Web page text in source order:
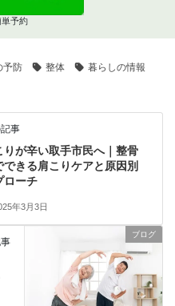
単予約
予防 整体 暮らしの情報
事
りが辛い取手市民へ｜整骨
できる肩こりケアと原因別
ローチ
年3月3日
ブログ